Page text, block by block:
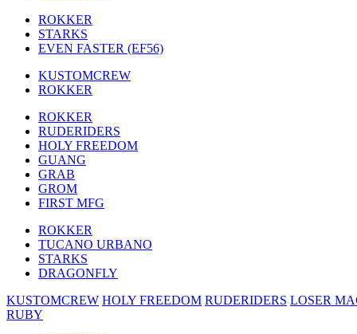
ROKKER
STARKS
EVEN FASTER (EF56)
KUSTOMCREW
ROKKER
ROKKER
RUDERIDERS
HOLY FREEDOM
GUANG
GRAB
GROM
FIRST MFG
ROKKER
TUCANO URBANO
STARKS
DRAGONFLY
KUSTOMCREW HOLY FREEDOM RUDERIDERS LOSER
RUBY